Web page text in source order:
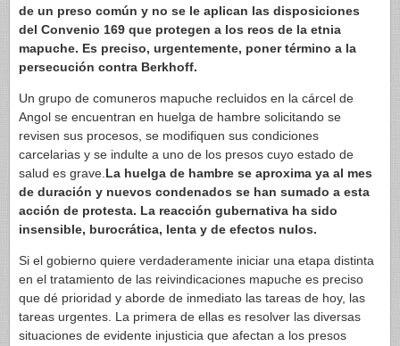
de un preso común y no se le aplican las disposiciones
del Convenio 169 que protegen a los reos de la etnia
mapuche. Es preciso, urgentemente, poner término a la
persecución contra Berkhoff.
Un grupo de comuneros mapuche recluidos en la cárcel de
Angol se encuentran en huelga de hambre solicitando se
revisen sus procesos, se modifiquen sus condiciones
carcelarias y se indulte a uno de los presos cuyo estado de
salud es grave. La huelga de hambre se aproxima ya al mes
de duración y nuevos condenados se han sumado a esta
acción de protesta. La reacción gubernativa ha sido
insensible, burocrática, lenta y de efectos nulos.
Si el gobierno quiere verdaderamente iniciar una etapa distinta
en el tratamiento de las reivindicaciones mapuche es preciso
que dé prioridad y aborde de inmediato las tareas de hoy, las
tareas urgentes. La primera de ellas es resolver las diversas
situaciones de evidente injusticia que afectan a los presos